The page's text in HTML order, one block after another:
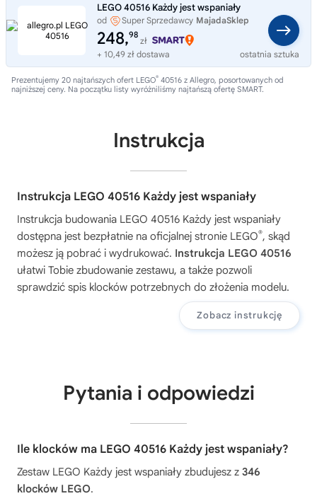
LEGO 40516 Każdy jest wspaniały
od Super Sprzedawcy MajadaSklep
248,98
zł
+ 10,49 zł dostawa
ostatnia sztuka
Prezentujemy 20 najtańszych ofert LEGO® 40516 z Allegro, posortowanych od
najniższej ceny. Na początku listy wyróżniliśmy najtańszą ofertę SMART.
Instrukcja
Instrukcja LEGO 40516 Każdy jest wspaniały
Instrukcja budowania LEGO 40516 Każdy jest wspaniały
dostępna jest bezpłatnie na oficjalnej stronie LEGO®, skąd
możesz ją pobrać i wydrukować. Instrukcja LEGO 40516
ułatwi Tobie zbudowanie zestawu, a także pozwoli
sprawdzić spis klocków potrzebnych do złożenia modelu.
Zobacz instrukcję
Pytania i odpowiedzi
Ile klocków ma LEGO 40516 Każdy jest wspaniały?
Zestaw LEGO Każdy jest wspaniały zbudujesz z 346
klocków LEGO.